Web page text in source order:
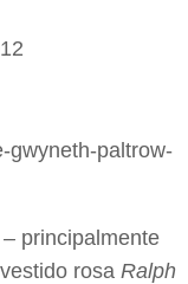
principalmente
rosa Ralph